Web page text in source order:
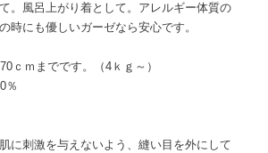
。風呂上がり着として。アレルギー体質の
時にも優しいガーゼなら安心です。
ｃｍまでです。（4ｋｇ～）
％
に刺激を与えないよう、縫い目を外にして